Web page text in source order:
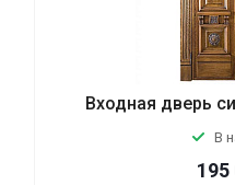
Входная дверь
В
195